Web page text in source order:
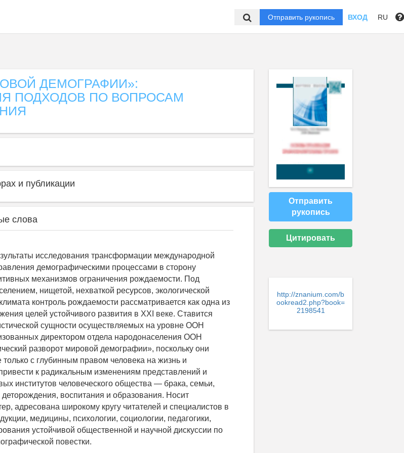
Отправить рукопись ВХОД RU
ДЕМОГРАФИИ»:
ПОДХОДОВ ПО ВОПРОСАМ
и публикации
слова
исследования трансформации международной
демографическими процессами в сторону
механизмов ограничения рождаемости. Под
нищетой, нехваткой ресурсов, экологической
контроль рождаемости рассматривается как одна из
целей устойчивого развития в XXI веке. Ставится
сущности осуществляемых на уровне ООН
директором отдела народонаселения ООН
разворот мировой демографии», поскольку они
только с глубинным правом человека на жизнь и
к радикальным изменениям представлений и
институтов человеческого общества — брака, семьи,
деторождения, воспитания и образования. Носит
адресована широкому кругу читателей и специалистов в
медицины, психологии, социологии, педагогики,
устойчивой общественной и научной дискуссии по
повестки.
Отправить
рукопись
Цитировать
http://znanium.com/b
ookread2.php?book=
2198541